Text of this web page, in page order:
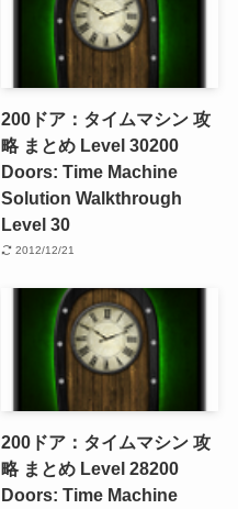
200ドア：タイムマシン 攻
略 まとめ Level 30200
Doors: Time Machine
Solution Walkthrough
Level 30
2012/12/21
200ドア：タイムマシン 攻
略 まとめ Level 28200
Doors: Time Machine